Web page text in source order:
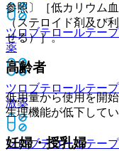
ツロブテロールテープ
薬
ツロブテロールテー
激薬
ツロブテロールテー
参照〕［低カリウム
（ステロイド剤及び
せる）］。
高齢者
低用量から使用を開
生理機能が低下してい
妊婦・授乳婦